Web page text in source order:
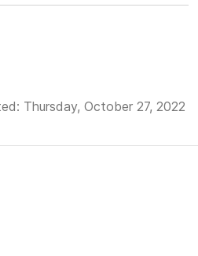
Thursday, October 27, 2022